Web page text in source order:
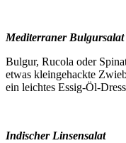
Mediterraner Bulgursalat
Bulgur, Rucola oder
etwas kleingehackte
ein leichtes Essig-Öl-
Indischer Linsensalat